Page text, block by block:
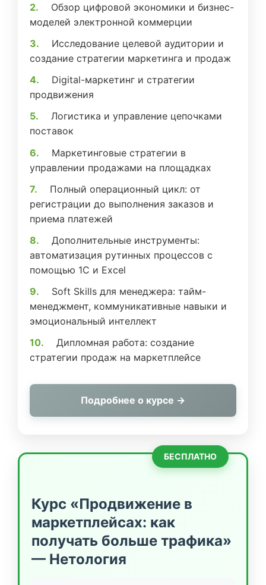
Обзор цифровой экономики и бизнес-
моделей электронной коммерции
Исследование целевой аудитории и
создание стратегии маркетинга и продаж
Digital-маркетинг и стратегии
продвижения
Логистика и управление цепочками
поставок
Маркетинговые стратегии в
управлении продажами на площадках
Полный операционный цикл: от
регистрации до выполнения заказов и
приема платежей
Дополнительные инструменты:
автоматизация рутинных процессов с
помощью 1С и Excel
Soft Skills для менеджера: тайм-
менеджмент, коммуникативные навыки и
эмоциональный интеллект
Дипломная работа: создание
стратегии продаж на маркетплейсе
Подробнее о курсе →
БЕСПЛАТНО
Курс «Продвижение в
маркетплейсах: как
получать больше трафика»
— Нетология